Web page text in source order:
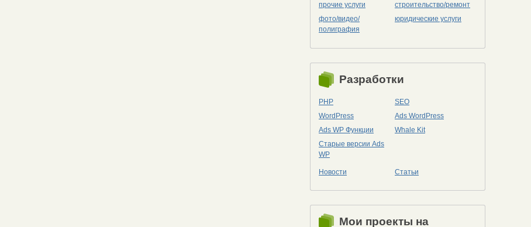
прочие услуги
строительство/ремонт
фото/видео/
полиграфия
юридические услуги
Разработки
PHP
SEO
WordPress
Ads WordPress
Ads WP Функции
Whale Kit
Старые версии Ads
WP
Новости Статьи
Мои проекты на